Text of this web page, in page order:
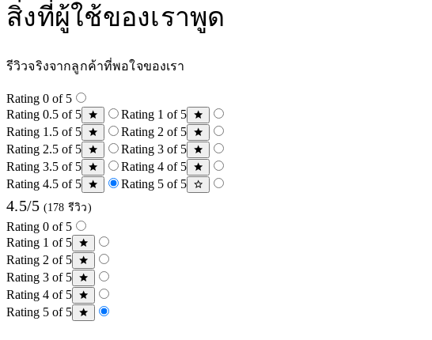
สิ่งที่ผู้ใช้ของเราพูด
รีวิวจริงจากลูกค้าที่พอใจของเรา
Rating 0 of 5
Rating 0.5 of 5
Rating 1 of 5
Rating 1.5 of 5
Rating 2 of 5
Rating 2.5 of 5
Rating 3 of 5
Rating 3.5 of 5
Rating 4 of 5
Rating 4.5 of 5
Rating 5 of 5
4.5/5 (178 รีวิว)
Rating 0 of 5
Rating 1 of 5
Rating 2 of 5
Rating 3 of 5
Rating 4 of 5
Rating 5 of 5